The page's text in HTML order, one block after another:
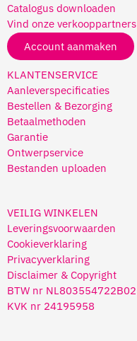
Catalogus downloaden
Vind onze verkooppartners
Account aanmaken
KLANTENSERVICE
Aanleverspecificaties
Bestellen & Bezorging
Betaalmethoden
Garantie
Ontwerpservice
Bestanden uploaden
VEILIG WINKELEN
Leveringsvoorwaarden
Cookieverklaring
Privacyverklaring
Disclaimer & Copyright
BTW nr NL803554722B02
KVK nr 24195958